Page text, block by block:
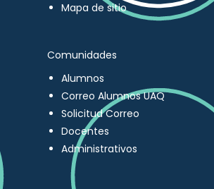
Mapa de sitio
Comunidades
Alumnos
Correo Alumnos UAQ
Solicitud Correo
Docentes
Administrativos